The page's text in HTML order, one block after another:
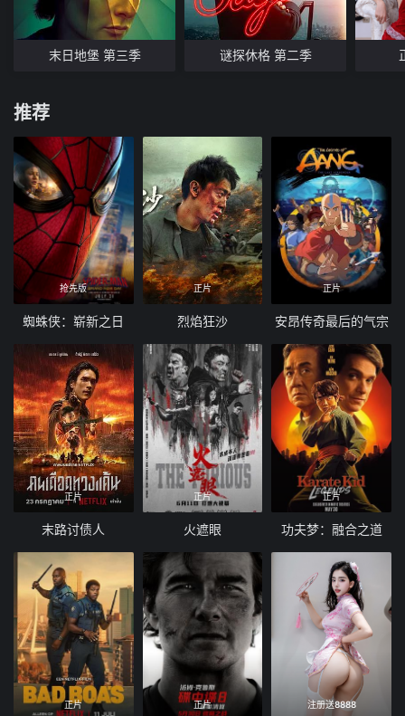
末日地堡 第三季 谜探休格 第二季
推荐
抢先版
蜘蛛侠：崭新之日
正片
烈焰狂沙
正片
安昂传奇最后的气宗
正片
末路讨债人
正片
火遮眼
正片
功夫梦：融合之道
正片 正片 注册送8888